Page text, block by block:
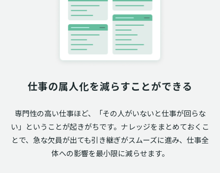
仕事の属人化を減らすことができる
専門性の高い仕事ほど、「その人がいないと仕事が回らな
い」ということが起きがちです。ナレッジをまとめておくこ
とで、急な欠員が出ても引き継ぎがスムーズに進み、仕事全
体への影響を最小限に減らせます。